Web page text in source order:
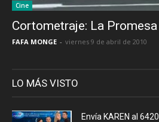
Cine
Cortometraje: La Promesa
FAFA MONGE - viernes 9 de abril de 2010
LO MÁS VISTO
Envía KAREN al 6420